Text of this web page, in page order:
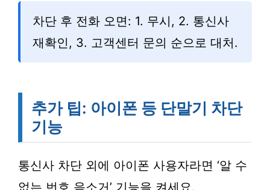
차단 후 전화 오면: 1. 무시, 2. 통신사
재확인, 3. 고객센터 문의 순으로 대처.
추가 팁: 아이폰 등 단말기 차단
기능
통신사 차단 외에 아이폰 사용자라면 ‘알 수
없는 번호 음소거’ 기능을 켜세요.